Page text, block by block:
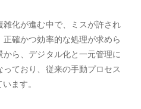
化が進む中で、ミスが許され
確かつ効率的な処理が求めら
ら、デジタル化と一元管理に
ており、従来の手動プロセス
ます。